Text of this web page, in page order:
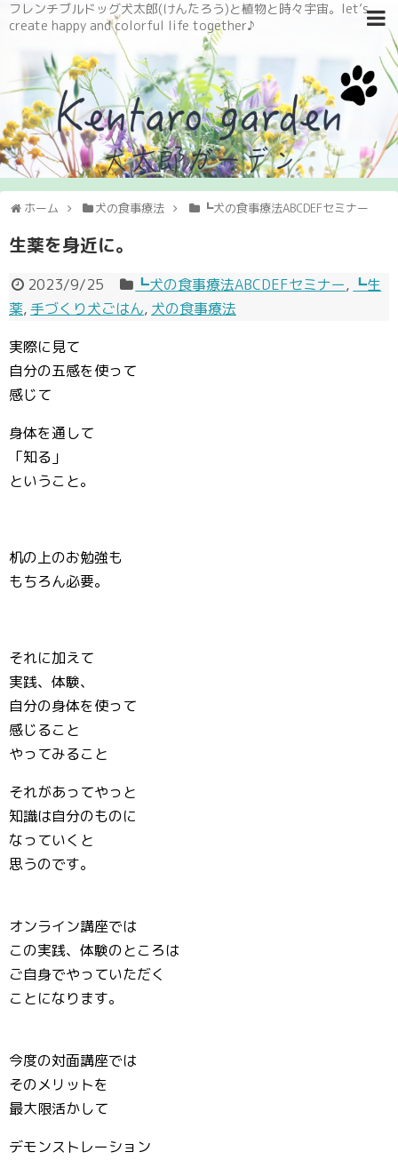
フレンチブルドッグ犬太郎(けんたろう)と植物と時々宇宙。let’s
create happy and colorful life together♪
ホーム 犬の食事療法 ┗犬の食事療法ABCDEFセミナー
生薬を身近に。
2023/9/25 ┗犬の食事療法ABCDEFセミナー, ┗生
薬, 手づくり犬ごはん, 犬の食事療法
実際に見て
自分の五感を使って
感じて
身体を通して
「知る」
ということ。
机の上のお勉強も
もちろん必要。
それに加えて
実践、体験、
自分の身体を使って
感じること
やってみること
それがあってやっと
知識は自分のものに
なっていくと
思うのです。
オンライン講座では
この実践、体験のところは
ご自身でやっていただく
ことになります。
今度の対面講座では
そのメリットを
最大限活かして
デモンストレーション